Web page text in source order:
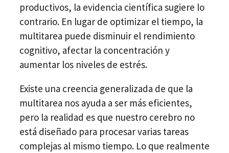
productivos, la evidencia científica sugiere lo
contrario. En lugar de optimizar el tiempo, la
multitarea puede disminuir el rendimiento
cognitivo, afectar la concentración y
aumentar los niveles de estrés.
Existe una creencia generalizada de que la
multitarea nos ayuda a ser más eficientes,
pero la realidad es que nuestro cerebro no
está diseñado para procesar varias tareas
complejas al mismo tiempo. Lo que realmente